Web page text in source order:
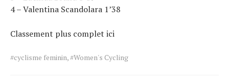
4 – Valentina Scandolara 1’38
Classement plus complet ici
Tags
#cyclisme feminin,#Women's Cycling